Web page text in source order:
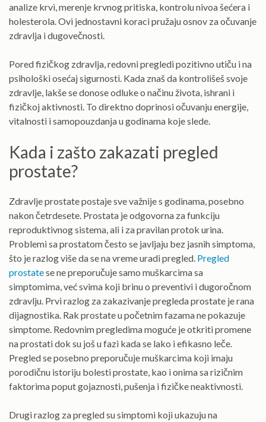
analize krvi, merenje krvnog pritiska, kontrolu nivoa šećera i
holesterola. Ovi jednostavni koraci pružaju osnov za očuvanje
zdravlja i dugovečnosti.
Pored fizičkog zdravlja, redovni pregledi pozitivno utiču i na
psihološki osećaj sigurnosti. Kada znaš da kontrolišeš svoje
zdravlje, lakše se donose odluke o načinu života, ishrani i
fizičkoj aktivnosti. To direktno doprinosi očuvanju energije,
vitalnosti i samopouzdanja u godinama koje slede.
Kada i zašto zakazati pregled
prostate?
Zdravlje prostate postaje sve važnije s godinama, posebno
nakon četrdesete. Prostata je odgovorna za funkciju
reproduktivnog sistema, ali i za pravilan protok urina.
Problemi sa prostatom često se javljaju bez jasnih simptoma,
što je razlog više da se na vreme uradi pregled. Pregled
prostatese ne preporučuje samo muškarcima sa
simptomima, već svima koji brinu o preventivi i dugoročnom
zdravlju. Prvi razlog za zakazivanje pregleda prostate je rana
dijagnostika. Rak prostate u početnim fazama ne pokazuje
simptome. Redovnim pregledima moguće je otkriti promene
na prostati dok su još u fazi kada se lako i efikasno leče.
Pregled se posebno preporučuje muškarcima koji imaju
porodičnu istoriju bolesti prostate, kao i onima sa rizičnim
faktorima poput gojaznosti, pušenja i fizičke neaktivnosti.
Drugi razlog za pregled su simptomi koji ukazuju na